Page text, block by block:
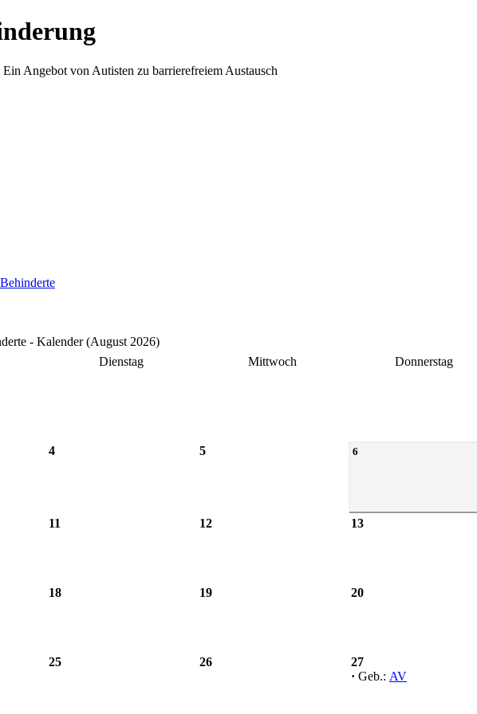
Ein Angebot von Autisten zu barrierefreiem Austausch
- Kalender (August 2026)
Dienstag Mittwoch Donnerstag
4 5 6
11 12 13
18 19 20
25 26
27
· Geb.: AV